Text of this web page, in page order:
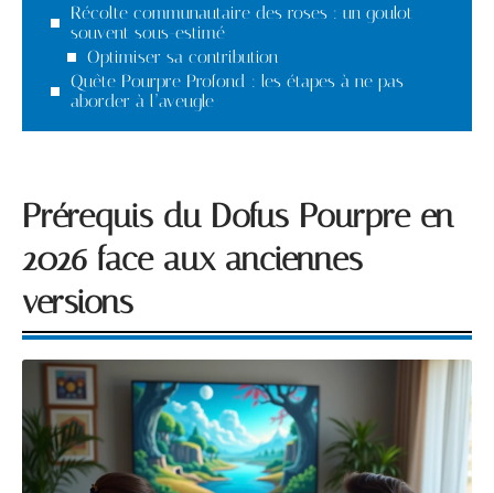
Récolte communautaire des roses : un goulot
souvent sous-estimé
Optimiser sa contribution
Quête Pourpre Profond : les étapes à ne pas
aborder à l’aveugle
Prérequis du Dofus Pourpre en
2026 face aux anciennes
versions